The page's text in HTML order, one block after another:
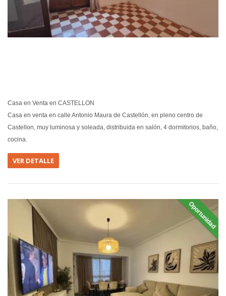
Casa en Venta en CASTELLON
Casa en venta en calle Antonio Maura de Castellón, en pleno centro de
Castellon, muy luminosa y soleada, distribuida en salón, 4 dormitorios, baño,
cocina.
VER DETALLE
Oportunidad
EN